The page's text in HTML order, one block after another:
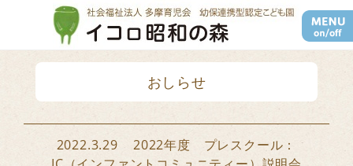
ナ
ビ
ゲ
ン
を
おしらせ
2022.3.29 2022年度 プレスクール：